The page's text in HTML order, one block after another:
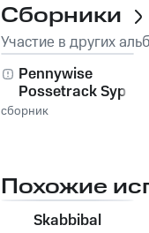
Сборники
Участие в других
Pennywise
Possetrack Sypher
сборник
Похожие
Skabbibal